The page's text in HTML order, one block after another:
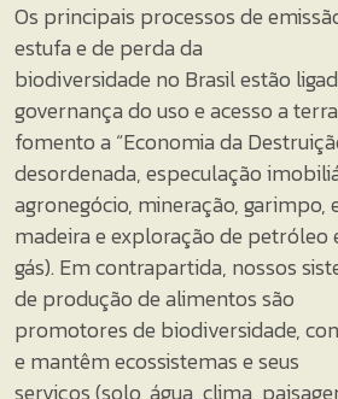
Os principais processos de
estufa e de perda da
biodiversidade no Brasil estão
governança do uso e acesso a
fomento a “Economia da
desordenada, especulação
agronegócio, mineração, garimpo,
madeira e exploração de petróleo
gás). Em contrapartida, nossos
de produção de alimentos são
promotores de biodiversidade,
e mantêm ecossistemas e seus